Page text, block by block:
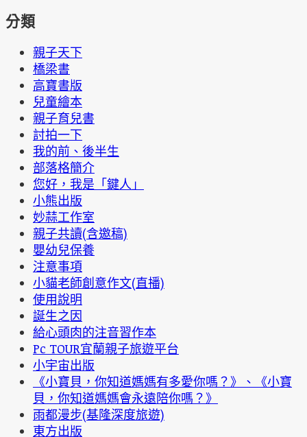
分類
親子天下
橋梁書
高寶書版
兒童繪本
親子育兒書
討拍一下
我的前、後半生
部落格簡介
您好，我是「鍵人」
小熊出版
妙蒜工作室
親子共讀(含邀稿)
嬰幼兒保養
注意事項
小貓老師創意作文(直播)
使用說明
誕生之因
給心頭肉的注音習作本
Pc TOUR宜蘭親子旅遊平台
小宇宙出版
《小寶貝，你知道媽媽有多愛你嗎？》、《小寶
貝，你知道媽媽會永遠陪你嗎？》
雨都漫步(基隆深度旅遊)
東方出版